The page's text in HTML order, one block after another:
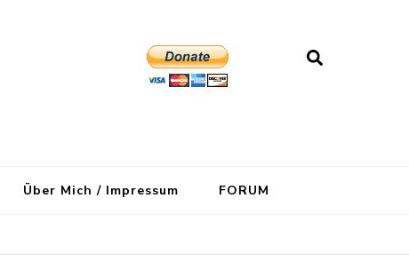
Über Mich / Impressum FORUM